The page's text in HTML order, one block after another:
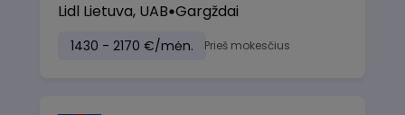
Lidl Lietuva, UAB Gargždai
1430 - 2170 €/mėn. Prieš mokesčius